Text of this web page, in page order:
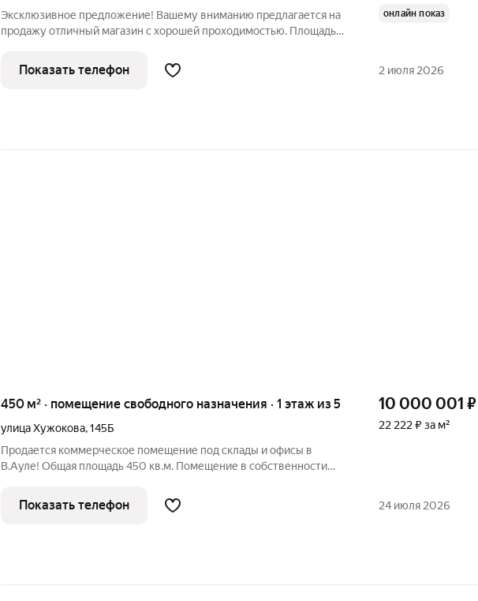
Эксклюзивное предложение! Вашему вниманию предлагается на
продажу отличный магазин с хорошей проходимостью. Площадь
поводу оборудования можно будет поговорить. Помещение
подходит под любой вид
онлайн показ
Показать телефон 2 июля 2026
450 м² · помещение свободного назначения · 1 этаж из 5
улица Хужокова,145Б
Продается коммерческое помещение под склады и офисы в
В.Ауле! Общая площадь 450 кв.м. Помещение в собственности
Офисные помещения Складское помещение с отдельным входом
Прекрасно подойдет для
10 000 001 ₽
22 222 ₽ за м²
Показать телефон 24 июля 2026